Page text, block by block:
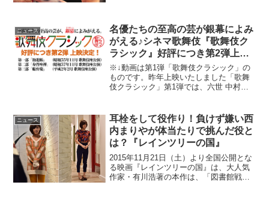
の重傷を負い、歩ける...
ニュース
名優たちの至高の芸が銀幕によみ
がえる♪シネマ歌舞伎『歌舞伎ク
ラシック』好評につき第2弾上映
決定！
※↓動画は第1弾「歌舞伎クラシック」の
ものです。昨年上映いたしました「歌舞
伎クラシック」第1弾では、六世 中村歌
の顔ぶれによる『梅雨小袖昔八丈 髪結新
三』四世 中村...
ニュース
耳栓をして役作り！負けず嫌い西
内まりやが体当たりで挑んだ役と
は？『レインツリーの国』
2015年11月21日（土）より全国公開とな
る映画『レインツリーの国』は、大人気
作家・有川浩著の本作は、「図書館戦